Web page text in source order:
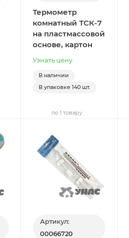
Термометр
комнатный ТСК-7
на пластмассовой
основе, картон
Узнать цену
В наличии
В упаковке 140 шт.
по 1 товару
Артикул:
00066720